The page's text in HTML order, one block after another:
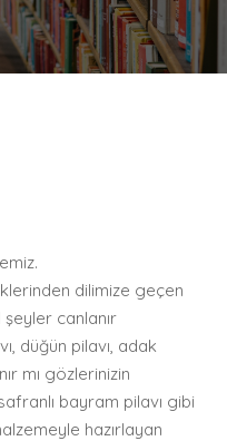
dilimize geçen
şeyler canlanır
düğün pilavı, adak
mı gözlerinizin
bayram pilavı gibi
hazırlayan